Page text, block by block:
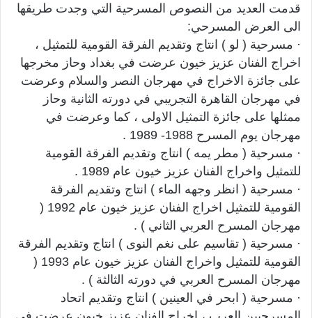
قدمت العديد من النصوص المسرحية التي وجدت طريقها
الى العرض المسرحي:
· مسرحية ( لو ) انتاج وتقديم الفرقة القومية للتمثيل ،
اخراج الفنان عزيز خيون عرضت في بغداد وحاز مخرجها
على جائزة الاخراج في مهرجان النصر والسلام وعرضت
في مهرجان القاهرة التجريبي في دورته الثانية وحاز
ممثلها على جائزة التمثيل الاولى ، كما وعرضت في
مهرجان يوم المسرح 1988- 1989 .
· مسرحية ( مطر يمه ) انتاج وتقديم الفرقة القومية
للتمثيل واخراج الفنان عزيز خيون عام 1989 .
· مسرحية ( انظر وجهه الماء ) انتاج وتقديم الفرقة
القومية للتمثيل اخراج الفنان عزيز خيون عام 1992 (
مهرجان المسرح العربي الثاني ) .
· مسرحية ( تقاسيم على نغم النوى ) انتاج وتقديم الفرقة
القومية للتمثيل واخراج الفنان عزيز خيون عام 1993 (
مهرجان المسرح العربي في دورته الثالثة ) .
· مسرحية ( ابحر في العينين ) انتاج وتقديم اتحاد